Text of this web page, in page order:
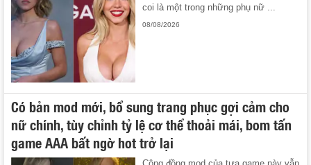
coi là một trong những phụ nữ ...
08/08/2026
Có bản mod mới, bổ sung trang phục gợi cảm cho
nữ chính, tùy chỉnh tỷ lệ cơ thể thoải mái, bom tấn
game AAA bất ngờ hot trở lại